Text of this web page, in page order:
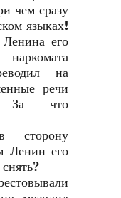
чем сразу
языках!
его
на
речи
За что
сторону
Ленин его